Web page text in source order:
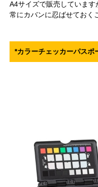
A4サイズで販売していま
常にカバンに忍ばせておく
*カラーチェッカーパス